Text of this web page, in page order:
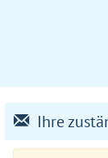
Ihre